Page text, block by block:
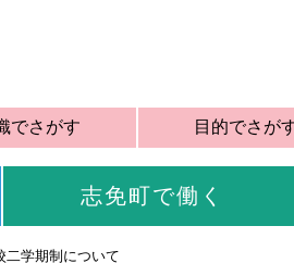
でさがす 目的でさが
志免町で働く
二学期制について